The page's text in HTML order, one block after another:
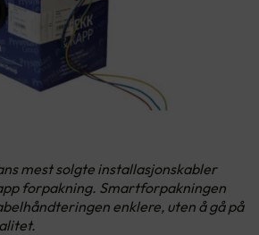
mest solgte installasjonskabler
forpakning. Smartforpakningen
enklere, uten å gå på